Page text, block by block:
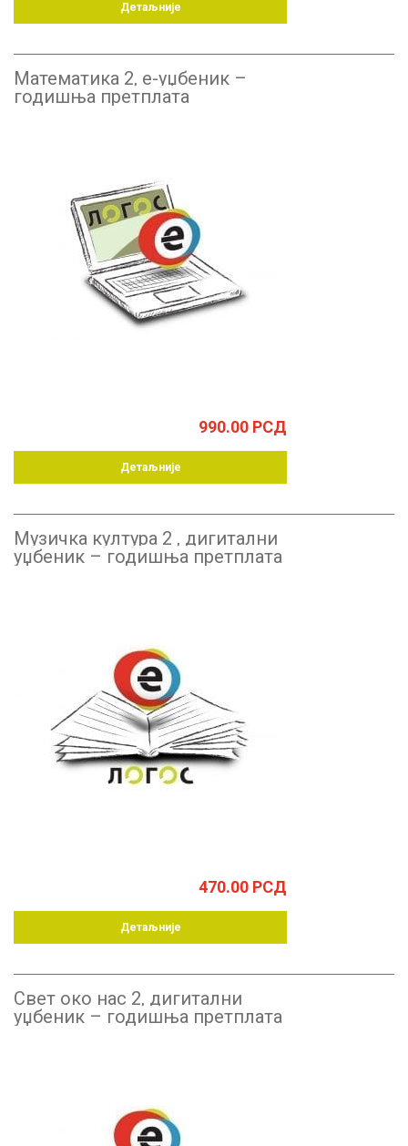
Детаљније
Математика 2, е-уџбеник –
годишња претплата
990.00 РСД
Детаљније
Музичка култура 2 , дигитални
уџбеник – годишња претплата
470.00 РСД
Детаљније
Свет око нас 2, дигитални
уџбеник – годишња претплата